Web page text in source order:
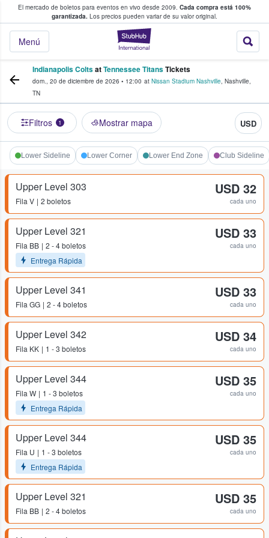
El mercado de boletos para eventos en vivo desde 2009. Cada compra está 100%
garantizada. Los precios pueden variar de su valor original.
StubHub: donde
Menú
fans compran y venden boletos
Indianapolis ColtsatTennessee TitansTickets
dom., 20 de diciembre de 2026 • 12:00 at Nissan Stadium Nashville, Nashville,
TN
Filtros 1 Mostrar mapa USD
Lower Sideline Lower Corner Lower End Zone Club Sideline
Upper Level 303
Fila V 2 boletos
USD 32
cada uno
Upper Level 321
Fila BB
2 - 4 boletos
Entrega Rápida
USD 33
cada uno
Upper Level 341
Fila GG 2 - 4 boletos
USD 33
cada uno
Upper Level 342
Fila KK 1 - 3 boletos
USD 34
cada uno
Upper Level 344
Fila W
1 - 3 boletos
Entrega Rápida
USD 35
cada uno
Upper Level 344
Fila U
1 - 3 boletos
Entrega Rápida
USD 35
cada uno
Upper Level 321
Fila BB 2 - 4 boletos
USD 35
cada uno